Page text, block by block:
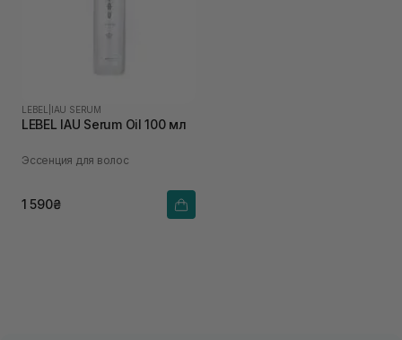
LEBEL IAU SERUM
LEBEL IAU Serum Oil 100 мл
Эссенция для волос
1 590₴